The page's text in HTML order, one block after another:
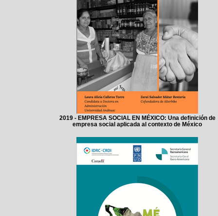
2019 - EMPRESA SOCIAL EN MÉXICO: Una definición de
empresa social aplicada al contexto de México